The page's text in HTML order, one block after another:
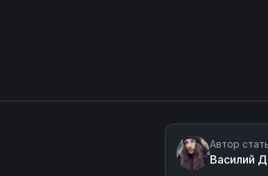
Автор
Василий